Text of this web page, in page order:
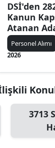
DSİ'den
Kanun
Atanan
Duyuru!
Günü
Edilecek
Personel Alımı
2026
3713